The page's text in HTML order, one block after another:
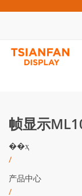
帧显示
��ҳ
/
产品中心
/